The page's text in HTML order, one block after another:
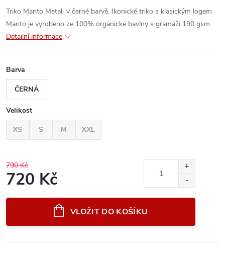
Triko Manto Metal v černé barvě. Ikonické triko s klasickým logem
Manto je vyrobeno ze 100% organické bavlny s gramáží 190 gsm.
Detailní informace
Barva
ČERNÁ
Velikost
XS
S M XXL
790 Kč
720 Kč
VLOŽIT DO KOŠÍKU